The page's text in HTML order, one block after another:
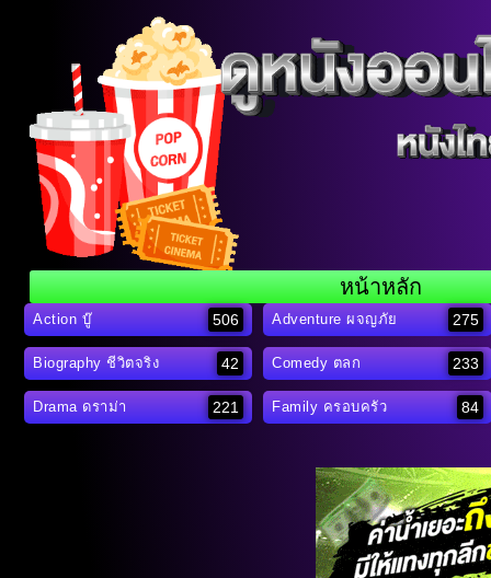
หน้าหลัก
Action บู๊ 506 Adventure ผจญภัย 275
Biography ชีวิตจริง 42 Comedy ตลก 233
Drama ดราม่า 221 Family ครอบครัว 84